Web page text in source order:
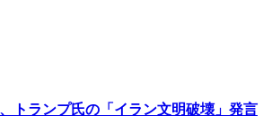
トランプ氏の「イラン文明破壊」発言